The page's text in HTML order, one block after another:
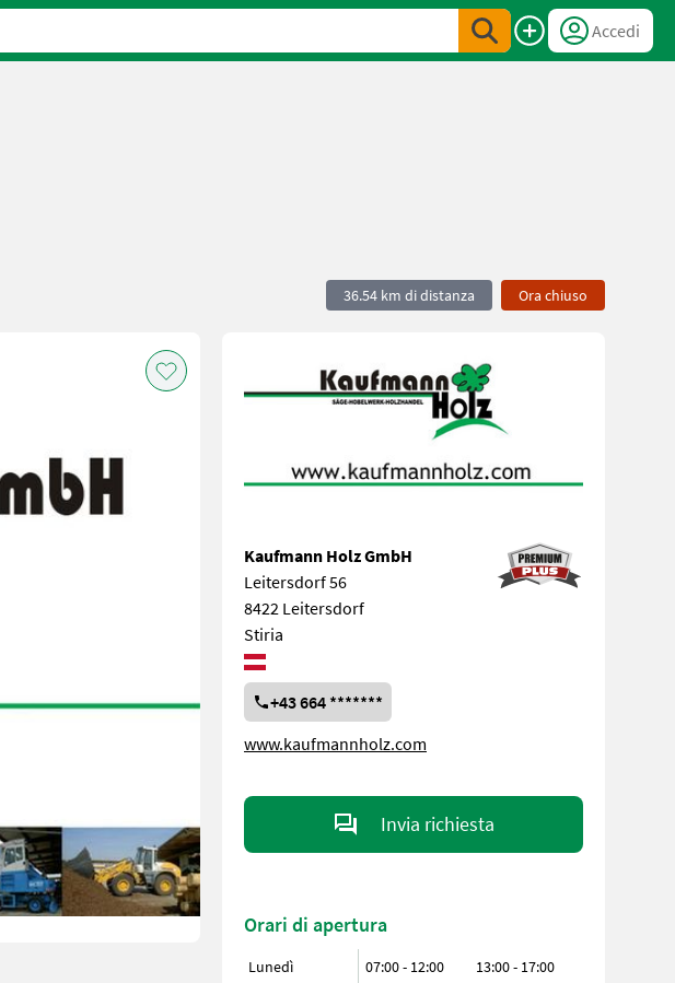
Accedi
36.54 km di distanza Ora chiuso
Kaufmann Holz GmbH
Leitersdorf 56
8422 Leitersdorf
Stiria
+43 664 *******
www.kaufmannholz.com
Invia richiesta
Orari di apertura
Lunedì 07:00 - 12:00
13:00 - 17:00